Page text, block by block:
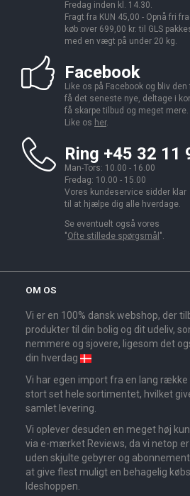
Fredag inden kl. 14.30.
Fragt fra KUN 45,00 - Opnå fri
køb over 699,00 kr. til GLS
med en vægt på under 20 kg.
Facebook
Like os på Facebook og bliv
få det seneste nye, deltage i
få skarpe tilbud og meget mere.
Like os her.
Ring +45 32 11
Man-Tors: 10.00 - 16.00
Fredag: 10.00 - 15.00
Vores kundeservice sidder klar
til at hjælpe dig alle hverdage.
Se eventuelt også vores
"Ofte stillede spørgsmål ".
OM OS
Vi er en 100% dansk webshop, der
produkter til din bolig og dit udeliv,
nemmere og sjovere, ligesom det
din hverdag
Vi har egen import fra en lang
stort set hele sortimentet, hvilket
samlet levering.
Vi oplever desuden en meget høj
via e-mærket Reviews, da vi netop
uden skjulte gebyrer og
at give flest muligt en behagelig
Ideshoppen.